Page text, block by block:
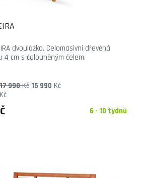
dvoulůžko. Celomasivní dřevěná
4 cm s čalouněným čelem.
17 990Kč 15 990 Kč
Kč
6 - 10 týdnů